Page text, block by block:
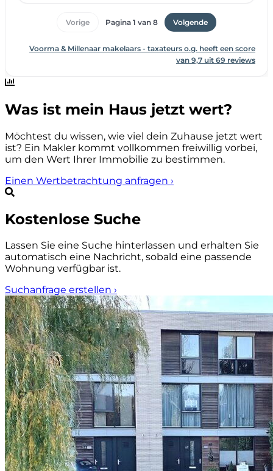
Was ist mein Haus jetzt wert?
Möchtest du wissen, wie viel dein Zuhause jetzt wert
ist? Ein Makler kommt vollkommen freiwillig vorbei,
um den Wert Ihrer Immobilie zu bestimmen.
Einen Wertbetrachtung anfragen ›
Kostenlose Suche
Lassen Sie eine Suche hinterlassen und erhalten Sie
automatisch eine Nachricht, sobald eine passende
Wohnung verfügbar ist.
Suchanfrage erstellen ›